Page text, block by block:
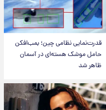
قدرت‌نمایی نظامی چین؛ بمب‌افکن
حامل موشک هسته‌ای در آسمان
ظاهر شد